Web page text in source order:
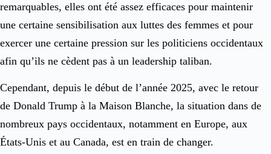
remarquables, elles ont été assez efficaces pour maintenir
une certaine sensibilisation aux luttes des femmes et pour
exercer une certaine pression sur les politiciens occidentaux
afin qu’ils ne cèdent pas à un leadership taliban.
Cependant, depuis le début de l’année 2025, avec le retour
de Donald Trump à la Maison Blanche, la situation dans de
nombreux pays occidentaux, notamment en Europe, aux
États-Unis et au Canada, est en train de changer.